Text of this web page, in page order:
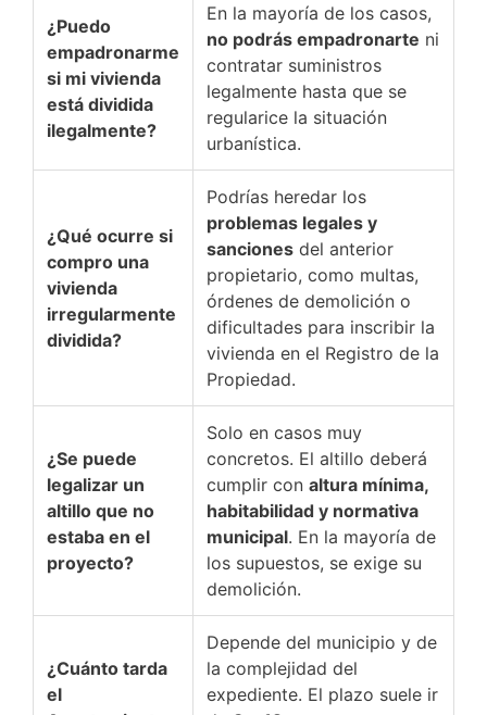
¿Puedo
empadronarme
si mi vivienda
está dividida
ilegalmente?
En la mayoría de los casos,
no podrás empadronarte ni
contratar suministros
legalmente hasta que se
regularice la situación
urbanística.
¿Qué ocurre si
compro una
vivienda
irregularmente
dividida?
Podrías heredar los
problemas legales y
sanciones del anterior
propietario, como multas,
órdenes de demolición o
dificultades para inscribir la
vivienda en el Registro de la
Propiedad.
¿Se puede
legalizar un
altillo que no
estaba en el
proyecto?
Solo en casos muy
concretos. El altillo deberá
cumplir con altura mínima,
habitabilidad y normativa
municipal. En la mayoría de
los supuestos, se exige su
demolición.
¿Cuánto tarda
el
Depende del municipio y de
la complejidad del
expediente. El plazo suele ir